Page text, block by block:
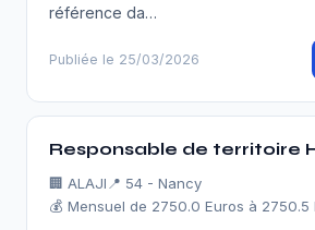
référence da…
Publiée le 25/03/2026
Responsable de territoire
🏢 ALAJI 📍 54 - Nancy
💰 Mensuel de 2750.0 Euros à 2750.5